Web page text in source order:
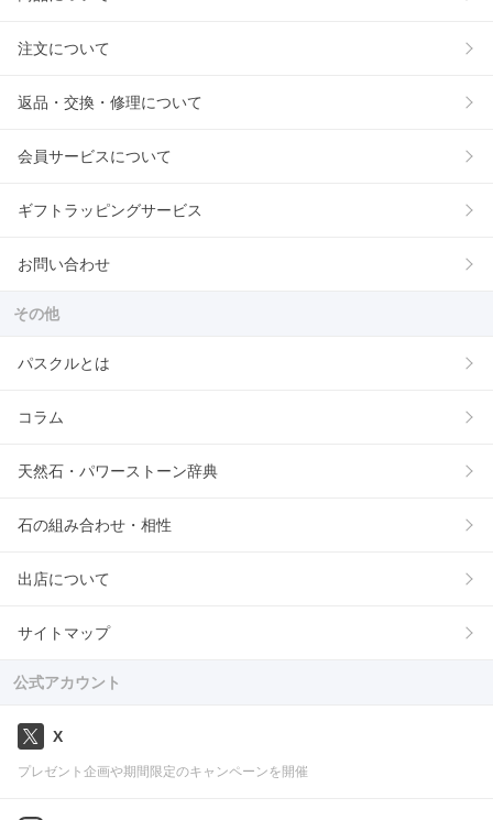
注文について
返品・交換・修理について
会員サービスについて
ギフトラッピングサービス
お問い合わせ
その他
パスクルとは
コラム
天然石・パワーストーン辞典
石の組み合わせ・相性
出店について
サイトマップ
公式アカウント
X
プレゼント企画や期間限定のキャンペーンを開催